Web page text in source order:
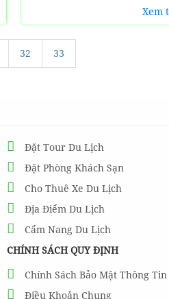
Xem
32 33
Đặt Tour Du Lịch
Đặt Phòng Khách Sạn
Cho Thuê Xe Du Lịch
Địa Điểm Du Lịch
Cẩm Nang Du Lịch
CHÍNH SÁCH QUY ĐỊNH
Chính Sách Bảo Mật Thông Tin
Điều Khoản Chung